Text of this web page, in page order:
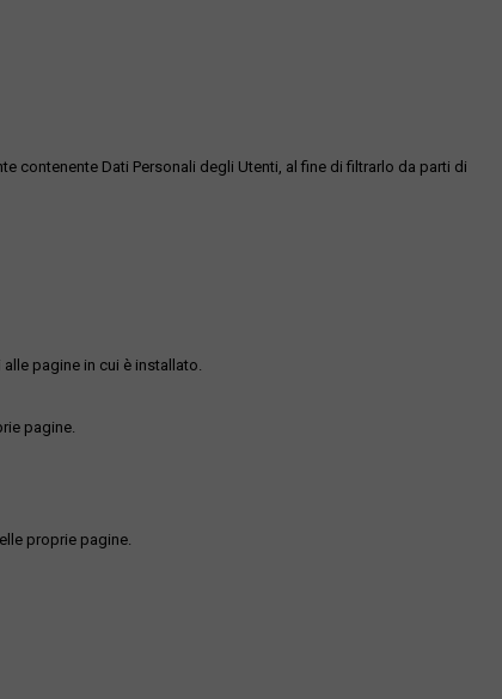
contenente Dati Personali degli Utenti, al fine di filtrarlo da parti di
pagine in cui è installato.
pagine.
proprie pagine.